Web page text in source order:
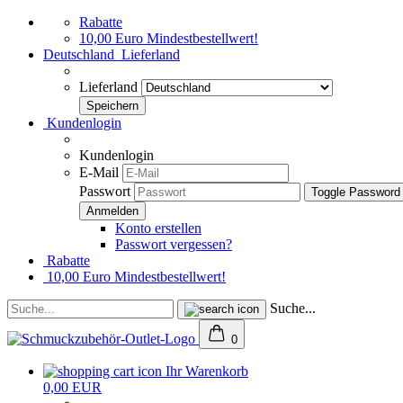
Rabatte
10,00 Euro Mindestbestellwert!
Deutschland Lieferland
Lieferland
Kundenlogin
Kundenlogin
E-Mail
Passwort
Toggle
Konto erstellen
Passwort vergessen?
Rabatte
10,00 Euro Mindestbestellwert!
Suche...
0
Ihr Warenkorb
0,00 EUR